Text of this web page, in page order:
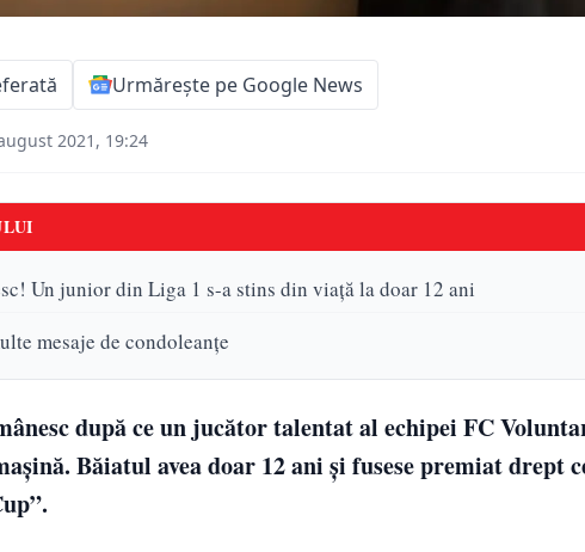
Urmărește pe Google News
2021, 19:24
Un junior din Liga 1 s-a stins din viață la doar 12 ani
mesaje de condoleanțe
după ce un jucător talentat al echipei FC
Băiatul avea doar 12 ani și fusese premiat drept